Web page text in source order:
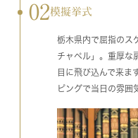
02模擬挙式
栃木県内で屈指のス
チャペル」。重厚な
目に飛び込んで来ま
ピングで当日の雰囲